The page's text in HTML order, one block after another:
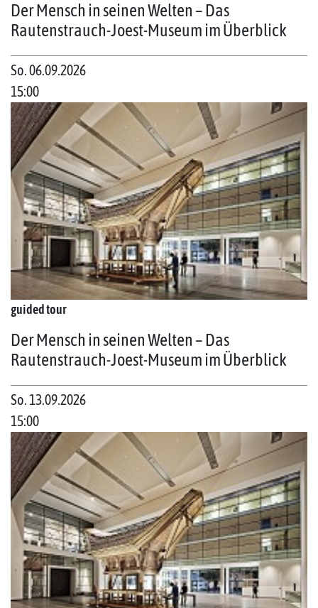
Der Mensch in seinen Welten – Das
Rautenstrauch-Joest-Museum im Überblick
So. 06.09.2026
15:00
guided tour
Der Mensch in seinen Welten – Das
Rautenstrauch-Joest-Museum im Überblick
So. 13.09.2026
15:00